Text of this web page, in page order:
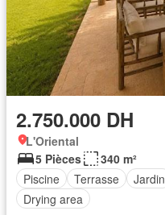
2.750.000 DH
L'Oriental
5 Pièces
340 m²
Piscine
Terrasse Jardin
Drying area